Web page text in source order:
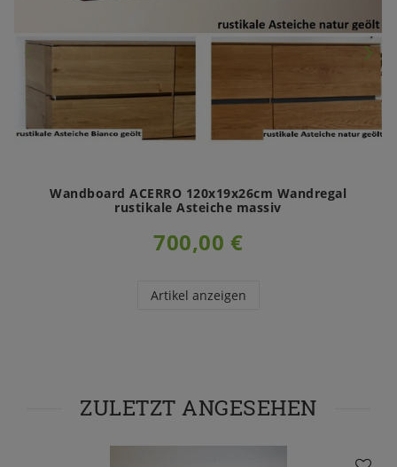
Wandboard ACERRO 120x19x26cm Wandregal
rustikale Asteiche massiv
700,00 €
Artikel anzeigen
ZULETZT ANGESEHEN